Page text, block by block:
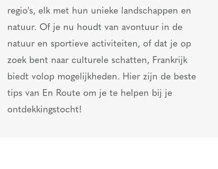
regio's, elk met hun unieke landschappen en
natuur. Of je nu houdt van avontuur in de
natuur en sportieve activiteiten, of dat je op
zoek bent naar culturele schatten, Frankrijk
biedt volop mogelijkheden. Hier zijn de beste
tips van En Route om je te helpen bij je
ontdekkingstocht!